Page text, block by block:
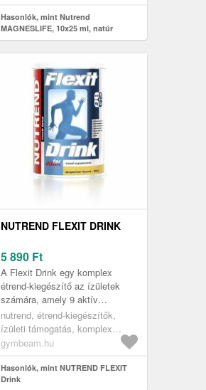
Hasonlók, mint Nutrend
MAGNESLIFE, 10x25 ml, natúr
NUTREND FLEXIT DRINK
5 890 Ft
A Flexit Drink egy komplex
étrend-kiegészítő az ízületek
számára, amely 9 aktív
hatóanyagot tartalmaz, és a test
hatékony ápolására lett
kifejleszt...
nutrend, étrend-kiegészítők,
ízületi támogatás, komplex
ízületi támogatás
gymbeam.hu
Hasonlók, mint NUTREND FLEXIT
Drink